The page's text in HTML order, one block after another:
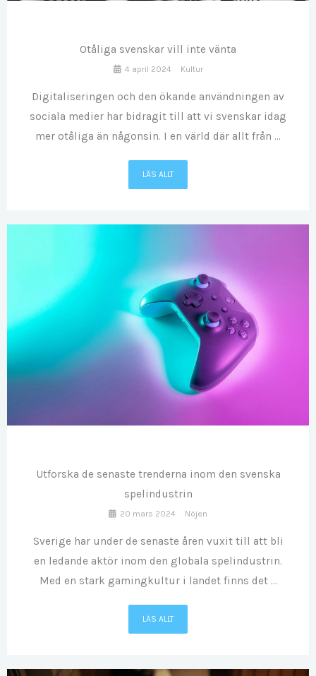
Otåliga svenskar vill inte vänta
4 april 2024 Kultur
Digitaliseringen och den ökande användningen av
sociala medier har bidragit till att vi svenskar idag
mer otåliga än någonsin. I en värld där allt från ...
LÄS ALLT
Utforska de senaste trenderna inom den svenska
spelindustrin
20 mars 2024 Nöjen
Sverige har under de senaste åren vuxit till att bli
en ledande aktör inom den globala spelindustrin.
Med en stark gamingkultur i landet finns det ...
LÄS ALLT